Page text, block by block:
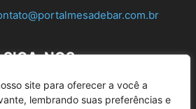
site para oferecer a você a
lembrando suas preferências e
SIGA-NOS